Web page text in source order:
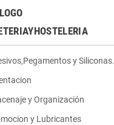
y Siliconas.
y Organización
y Lubricantes